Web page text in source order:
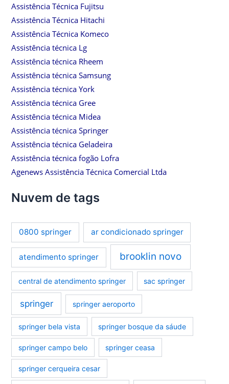
Assistência Técnica Fujitsu
Assistência Técnica Hitachi
Assistência Técnica Komeco
Assistência técnica Lg
Assistência técnica Rheem
Assistência técnica Samsung
Assistência técnica York
Assistência técnica Gree
Assistência técnica Midea
Assistência técnica Springer
Assistência técnica Geladeira
Assistência técnica fogão Lofra
Agenews Assistência Técnica Comercial Ltda
Nuvem de tags
0800 springer ar condicionado springer
atendimento springer brooklin novo
central de atendimento springer sac springer
springer springer aeroporto
springer bela vista springer bosque da sáude
springer campo belo springer ceasa
springer cerqueira cesar